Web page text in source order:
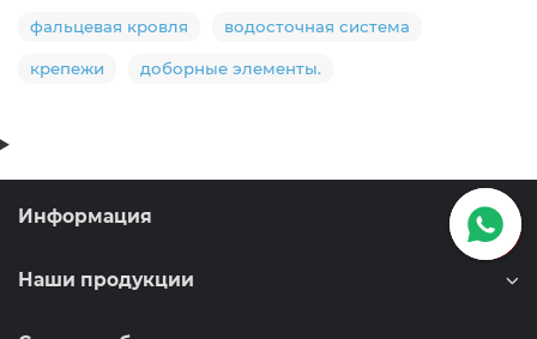
фальцевая кровля водосточная система
крепежи доборные элементы.
Информация
Наши продукции